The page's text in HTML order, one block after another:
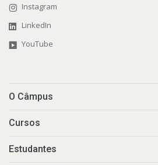
Instagram
LinkedIn
YouTube
O Câmpus
Cursos
Estudantes